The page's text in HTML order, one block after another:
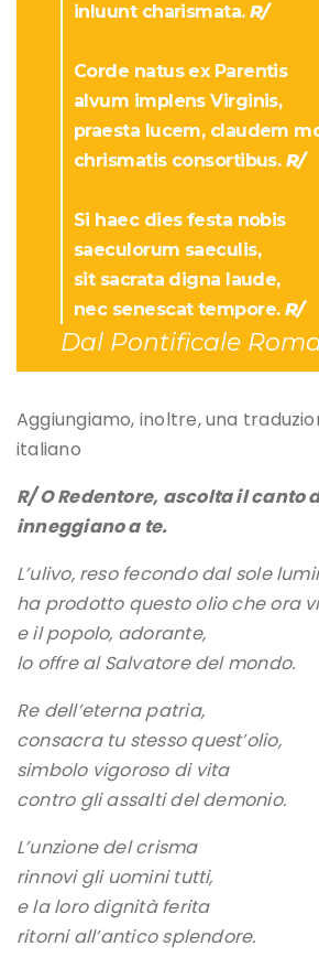
inluunt charismata. R/
Corde natus ex Parentis
alvum implens Virginis,
praesta lucem, claudem
chrismatis consortibus. R/
Si haec dies festa nobis
saeculorum saeculis,
sit sacrata digna laude,
nec senescat tempore. R/
Dal Pontificale
Aggiungiamo, inoltre, una
italiano
R/ O Redentore, ascolta il canto
inneggiano a te.
L’ulivo, reso fecondo dal sole
ha prodotto questo olio che ora
e il popolo, adorante,
lo offre al Salvatore del mondo.
Re dell’eterna patria,
consacra tu stesso quest’olio,
simbolo vigoroso di vita
contro gli assalti del demonio.
L’unzione del crisma
rinnovi gli uomini tutti,
e la loro dignità ferita
ritorni all’antico splendore.